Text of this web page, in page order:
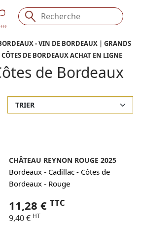
- VIN DE BORDEAUX | GRANDS
DE BORDEAUX ACHAT EN LIGNE
de Bordeaux
CHÂTEAU REYNON ROUGE 2025
Bordeaux - Cadillac - Côtes de
Bordeaux - Rouge
11,28 € TTC
9,40 € HT